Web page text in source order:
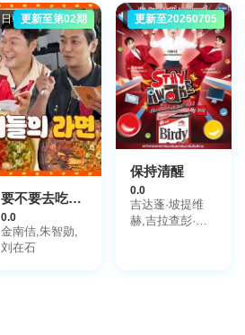
日韩综艺
更新至第02期
要不要去吃碗泡面？
0.0
金南佶,朱智勋,
刘在石
日韩综艺
更新至20260705
保持清醒
0.0
吉达蓬·坡提维
赫,吉拉查彭·斯